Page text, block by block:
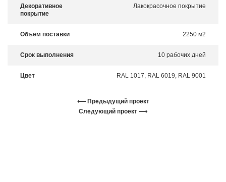
Декоративное
покрытие
Лакокрасочное покрытие
Объём поставки 2250 м2
Срок выполнения 10 рабочих дней
Цвет RAL 1017, RAL 6019, RAL 9001
⟵ Предыдущий проект
Следующий проект ⟶